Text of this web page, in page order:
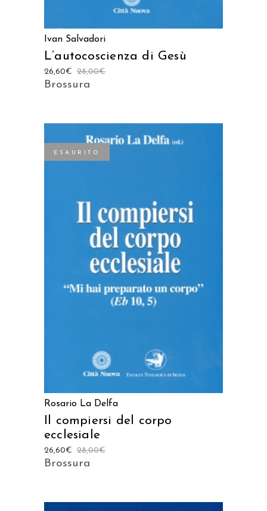
Ivan Salvadori
L’autocoscienza di Gesù
28,00€
26,60€
Brossura
ESAURITO
LEGGI TUTTO
Rosario La Delfa
Il compiersi del corpo
ecclesiale
28,00€
26,60€
Brossura